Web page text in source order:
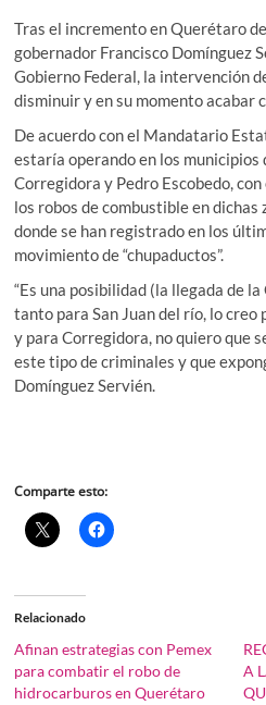
Tras el incremento en Querétaro
gobernador Francisco Domínguez
Gobierno Federal, la intervención
disminuir y en su momento acabar
De acuerdo con el Mandatario
estaría operando en los municipios
Corregidora y Pedro Escobedo,
los robos de combustible en dichas
donde se han registrado en los
movimiento de “chupaductos”.
“Es una posibilidad (la llegada de
tanto para San Juan del río, lo creo
y para Corregidora, no quiero que
este tipo de criminales y que
Domínguez Servién.
Comparte esto:
Relacionado
Afinan estrategias con Pemex
para combatir el robo de
hidrocarburos en Querétaro
A